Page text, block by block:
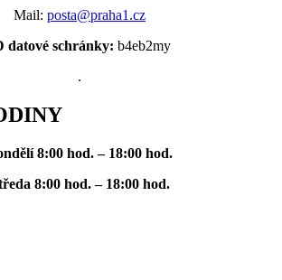
Mail: posta@praha1.cz
datové schránky: b4eb2my
.
8:00 hod. – 18:00 hod.
8:00 hod. – 18:00 hod.